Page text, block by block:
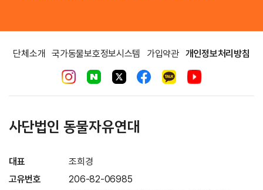
단체소개 국가동물보호정보시스템 가입약관 개인정보처리방침
사단법인 동물자유연대
대표
조희경
고유번호
206-82-06985